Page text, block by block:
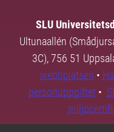
SLU
Ultunaallén
3C), 756 51
webbplatsen •
personuppgifter •